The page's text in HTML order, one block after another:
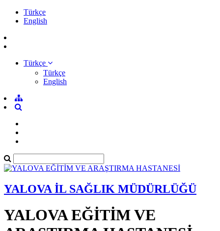
Türkçe
English
Türkçe
Türkçe
English
YALOVA İL SAĞLIK MÜDÜRLÜĞÜ
YALOVA EĞİTİM VE